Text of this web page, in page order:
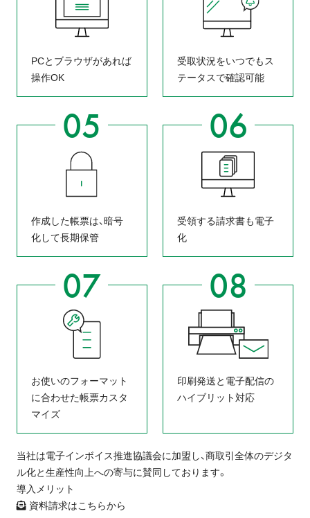
PCとブラウザがあれば
操作OK
受取状況をいつでもス
テータスで確認可能
作成した帳票は、暗号
化して長期保管
受領する請求書も電子
化
お使いのフォーマット
に合わせた帳票カスタ
マイズ
印刷発送と電子配信の
ハイブリット対応
当社は電子インボイス推進協議会に加盟し、商取引全体のデジタ
ル化と生産性向上への寄与に賛同しております。
導入メリット
資料請求はこちらから